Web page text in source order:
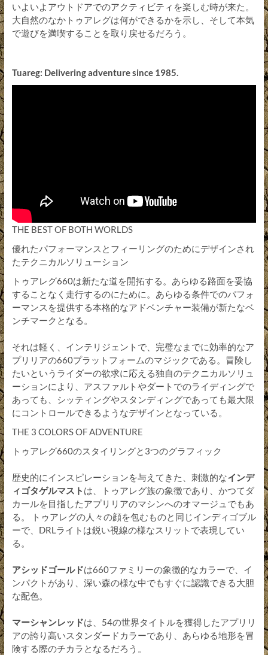
いよいよアウトドアでのアクティビティを楽しむ時が来た。
大自然のなかトゥアレグは何ができるかを示し、そして本気
で遊びを満喫することを取り戻せるだろう。
Tuareg: Delivering adventure since 1985.
THE BEST OF BOTH WORLDS
優れたパフォーマンスとフィーリングのためにデザインされ
たテクニカルソリューション
トゥアレグ660は新たな道を開拓する。あらゆる路面を妥協
することなく走行するのにために。あらゆる条件でのパフォ
ーマンスを提供する本格的なアドベンチャー装備が新たなベ
ンチマークとなる。
それは軽く、インテリジェントで、完璧なまでに効率的なア
プリリアの660プラットフォームのマジックである。冒険し
たいというライダーの欲求に応える独自のテクニカルソリュ
ーションにより、アスファルトやダートでのライディングで
あっても、シッティングやスタンディングであっても最大限
にコントロールできるようなデザインとなっている。
THE 3 COLORS OF ADVENTURE
トゥアレグ660のスタイリングと3つのグラフィック
歴史的にインスピレーションを与えてきた、刺激的なインデ
ィゴタゲルマスト は、トゥアレグ族の象徴であり、かつてダ
カールを目指したアプリリアのマシンへのオマージュでもあ
る。 トゥアレグの人々の顔を包むものと同じインディゴブル
ーで、DRLライトは鋭い視線の様なスリットで表現してい
る。
アシッドゴールドは660ファミリーの象徴的なカラーで、イ
ンパクトがあり、深い森の様な中でもすぐに認識できる大胆
な配色。
マーシャンレッドは、54の世界タイトルを獲得したアプリリ
アの誇り高いスタンダードカラーであり、あらゆる地形を冒
険する際のチカラとなるだろう。